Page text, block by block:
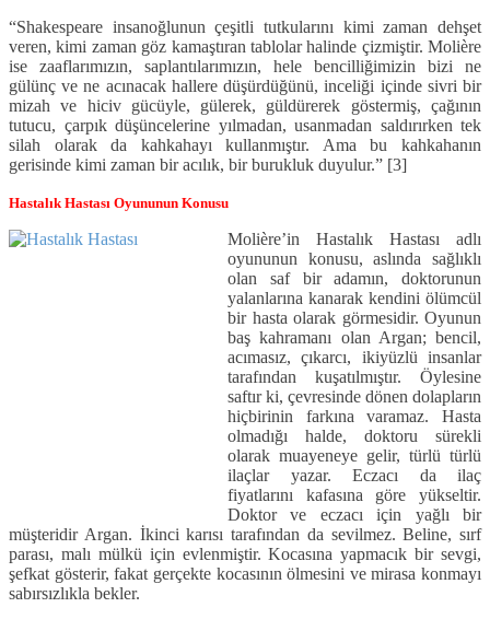
“Shakespeare insanoğlunun çeşitli tutkularını kimi zaman dehşet
veren, kimi zaman göz kamaştıran tablolar halinde çizmiştir. Molière
ise zaaflarımızın, saplantılarımızın, hele bencilliğimizin bizi ne
gülünç ve ne acınacak hallere düşürdüğünü, inceliği içinde sivri bir
mizah ve hiciv gücüyle, gülerek, güldürerek göstermiş, çağının
tutucu, çarpık düşüncelerine yılmadan, usanmadan saldırırken tek
silah olarak da kahkahayı kullanmıştır. Ama bu kahkahanın
gerisinde kimi zaman bir acılık, bir burukluk duyulur.” [3]
Hastalık Hastası Oyununun Konusu
Molière’in Hastalık Hastası adlı
oyununun konusu, aslında sağlıklı
olan saf bir adamın, doktorunun
yalanlarına kanarak kendini ölümcül
bir hasta olarak görmesidir. Oyunun
baş kahramanı olan Argan; bencil,
acımasız, çıkarcı, ikiyüzlü insanlar
tarafından kuşatılmıştır. Öylesine
saftır ki, çevresinde dönen dolapların
hiçbirinin farkına varamaz. Hasta
olmadığı halde, doktoru sürekli
olarak muayeneye gelir, türlü türlü
ilaçlar yazar. Eczacı da ilaç
fiyatlarını kafasına göre yükseltir.
Doktor ve eczacı için yağlı bir
müşteridir Argan. İkinci karısı tarafından da sevilmez. Beline, sırf
parası, malı mülkü için evlenmiştir. Kocasına yapmacık bir sevgi,
şefkat gösterir, fakat gerçekte kocasının ölmesini ve mirasa konmayı
sabırsızlıkla bekler.